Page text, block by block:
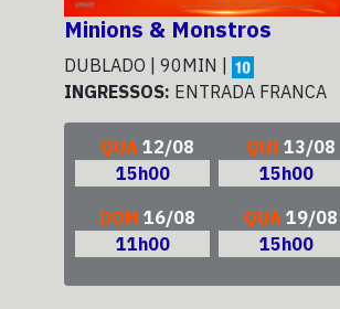
Minions & Monstros
DUBLADO | 90MIN |
INGRESSOS: ENTRADA FRANCA
QUA 12/08
15h00
QUI 13/08
15h00
DOM 16/08
11h00
QUA 19/08
15h00